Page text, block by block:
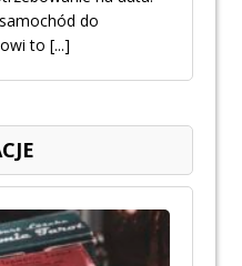
do
to [...]